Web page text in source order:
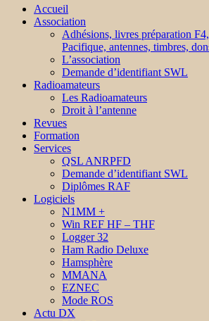
Accueil
Association
Adhésions, livres préparation
Pacifique, antennes, timbres,
L’association
Demande d’identifiant SWL
Radioamateurs
Les Radioamateurs
Droit à l’antenne
Revues
Formation
Services
QSL ANRPFD
Demande d’identifiant SWL
Diplômes RAF
Logiciels
N1MM +
Win REF HF – THF
Logger 32
Ham Radio Deluxe
Hamsphère
MMANA
EZNEC
Mode ROS
Actu DX